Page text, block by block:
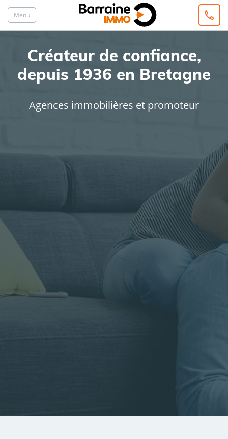
Menu
Créateur de confiance,
depuis 1936 en Bretagne
Agences immobilières et promoteur
Rayon